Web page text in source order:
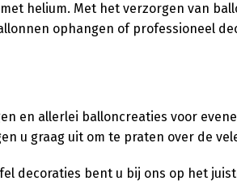
helium. Met het verzorgen van
ophangen of professioneel
en allerlei balloncreaties voor
u graag uit om te praten over de
decoraties bent u bij ons op het